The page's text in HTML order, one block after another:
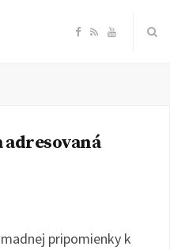
F
e
R Y
adresovaná
pripomienky k